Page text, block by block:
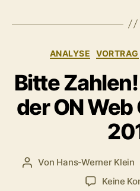
ANALYSE VORTRAG
Bitte
der ON
Beitragsautor
Von Hans-Werner Klein
Keine